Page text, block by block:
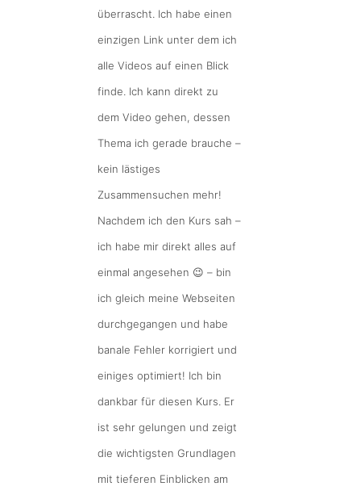
überrascht. Ich habe einen
einzigen Link unter dem ich
alle Videos auf einen Blick
finde. Ich kann direkt zu
dem Video gehen, dessen
Thema ich gerade brauche –
kein lästiges
Zusammensuchen mehr!
Nachdem ich den Kurs sah –
ich habe mir direkt alles auf
einmal angesehen 😉 – bin
ich gleich meine Webseiten
durchgegangen und habe
banale Fehler korrigiert und
einiges optimiert! Ich bin
dankbar für diesen Kurs. Er
ist sehr gelungen und zeigt
die wichtigsten Grundlagen
mit tieferen Einblicken am